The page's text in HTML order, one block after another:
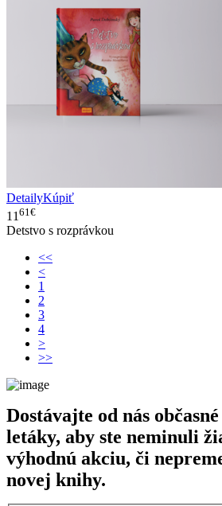
DetailyKúpiť
11 61€
Detstvo s rozprávkou
<<
<
1
2
3
4
>
>>
Dostávajte od nás
letáky, aby ste neminuli
výhodnú akciu, či
novej knihy.